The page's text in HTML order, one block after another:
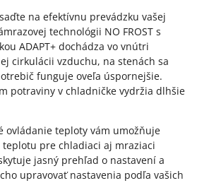
na efektívnu prevádzku vašej
technológii NO FROST s
ADAPT+ dochádza vo vnútri
cirkulácii vzduchu, na stenách sa
funguje oveľa úspornejšie.
potraviny v chladničke vydržia dlhšie
ovládanie teploty vám umožňuje
pre chladiaci aj mraziaci
jasný prehľad o nastavení a
upravovať nastavenia podľa vašich